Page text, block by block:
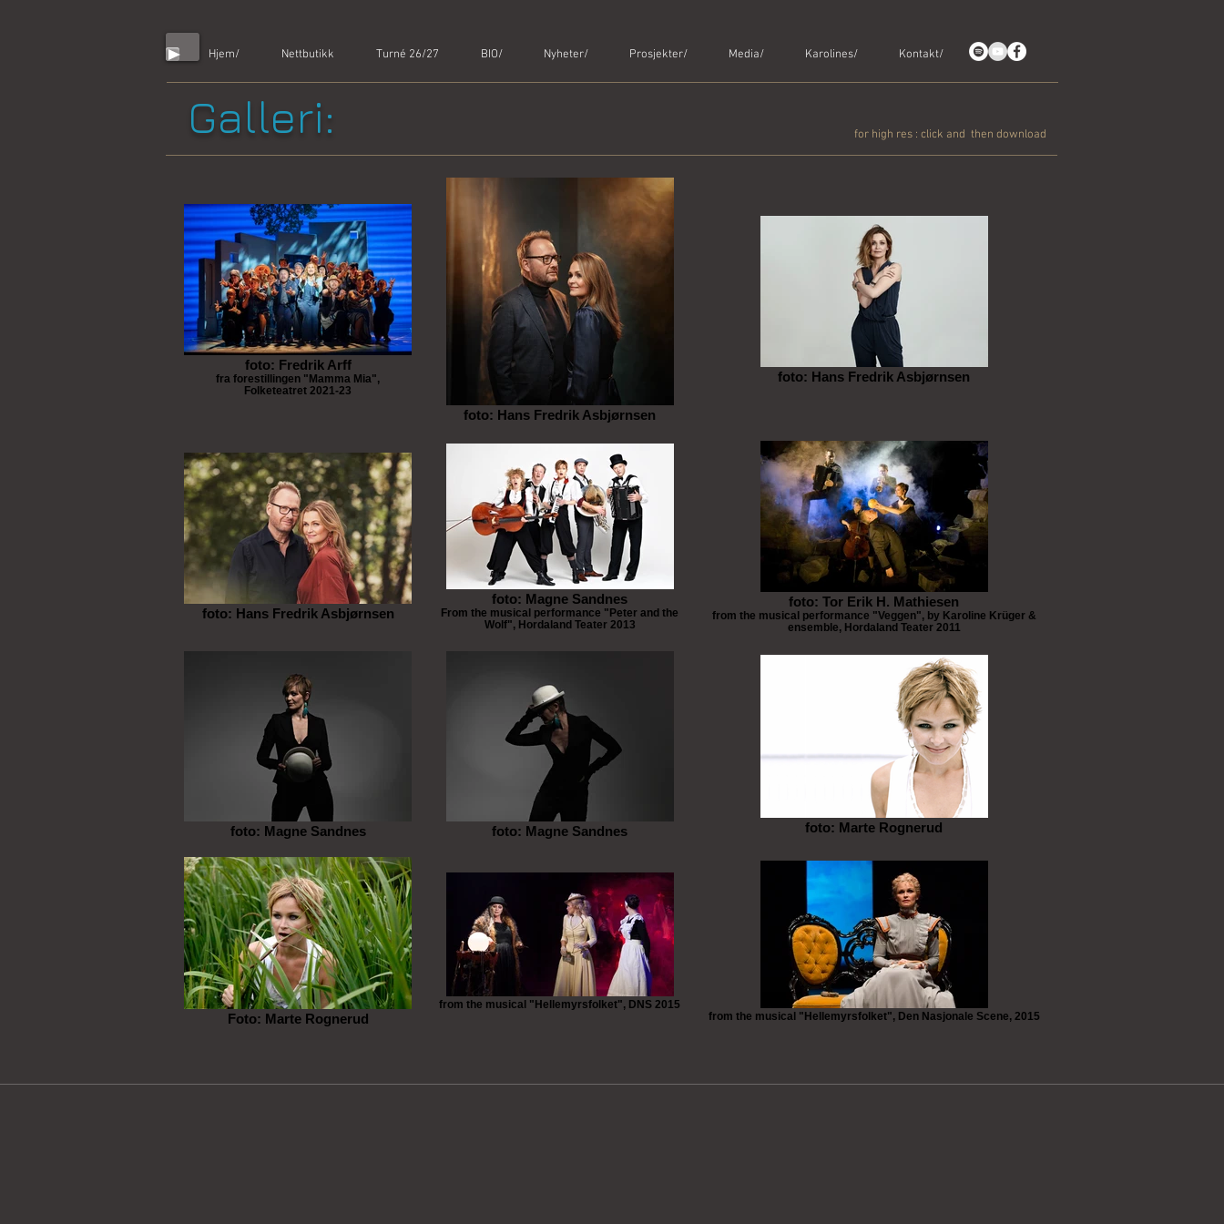
Hjem/ Nettbutikk Turné 26/27 BIO/ Nyheter/ Prosjekter/ Media/ Karolines/ Kontakt/
Galleri: for high res : click and then download
foto: Fredrik Arff
fra forestillingen "Mamma Mia",
Folketeatret 2021-23
foto: Hans Fredrik Asbjørnsen
foto: Hans Fredrik Asbjørnsen
foto: Hans Fredrik Asbjørnsen
foto: Magne Sandnes
From the musical performance "Peter and the
Wolf", Hordaland Teater 2013
foto: Tor Erik H. Mathiesen
from the musical performance "Veggen", by Karoline Krüger &
ensemble, Hordaland Teater 2011
foto: Magne Sandnes foto: Magne Sandnes foto: Marte Rognerud
Foto: Marte Rognerud
from the musical "Hellemyrsfolket", DNS 2015
from the musical "Hellemyrsfolket", Den Nasjonale Scene, 2015